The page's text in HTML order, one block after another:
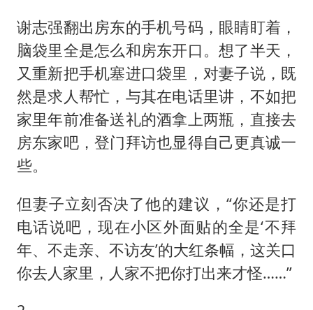
谢志强翻出房东的手机号码，眼睛盯着，
脑袋里全是怎么和房东开口。想了半天，
又重新把手机塞进口袋里，对妻子说，既
然是求人帮忙，与其在电话里讲，不如把
家里年前准备送礼的酒拿上两瓶，直接去
房东家吧，登门拜访也显得自己更真诚一
些。
但妻子立刻否决了他的建议，“你还是打
电话说吧，现在小区外面贴的全是‘不拜
年、不走亲、不访友’的大红条幅，这关口
你去人家里，人家不把你打出来才怪……”